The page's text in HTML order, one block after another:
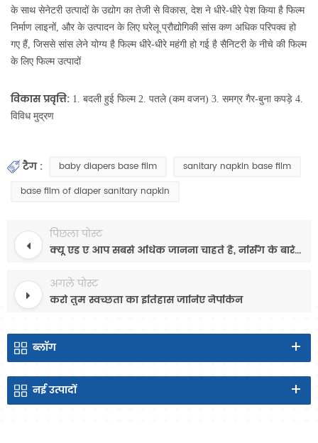
के साथ सेनेटरी उत्पादों के उद्योग का तेजी से विकास, देश ने धीरे-धीरे पेश किया है फिल्म
निर्माण लाइनों, और के उत्पादन के लिए घरेलू प्रौद्योगिकी सांस कण अधिक परिपक्व हो
गए हैं, जिससे सांस लेने योग्य है फिल्म धीरे-धीरे महंगी हो गई है सैनिटरी के नीचे की फिल्म
के लिए फिल्म उत्पादों
विकास प्रवृत्ति: 1. बदली हुई फिल्म 2. पतले (कम वजन) 3. समग्र गैर-बुना कपड़े 4.
विविध मुद्रण
टैग : baby diapers base film
sanitary napkin base film
base film of diaper sanitary napkin
पिछला पोस्ट
क्यू एंड ए आप सबसे अधिक जानना चाहते हैं, नर्सिंग के बारे में उत्पादों
अगले पोस्ट
करो तुम स्वच्छता का इतिहास जानिए नैपकिन
ब्लॉग
नईउत्पादों